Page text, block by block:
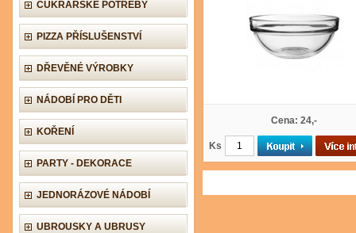
CUKRÁŘSKÉ POTŘEBY
PIZZA PŘÍSLUŠENSTVÍ
DŘEVĚNÉ VÝROBKY
NÁDOBÍ PRO DĚTI
KOŘENÍ
PARTY - DEKORACE
JEDNORÁZOVÉ NÁDOBÍ
UBROUSKY A UBRUSY
Cena: 24,-
Ks